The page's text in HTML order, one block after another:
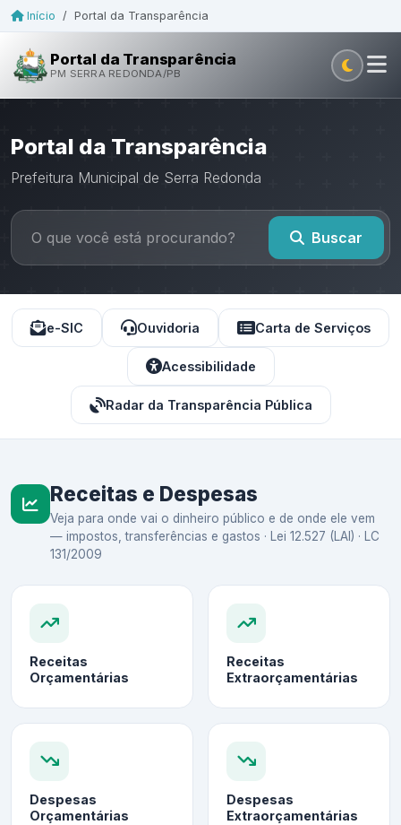
Início / Portal da Transparência
Portal da Transparência
PM SERRA REDONDA/PB
Portal da Transparência
Prefeitura Municipal de Serra Redonda
Buscar
e-SIC Ouvidoria Carta de Serviços
Acessibilidade
Radar da Transparência Pública
Receitas e Despesas
Veja para onde vai o dinheiro público e de onde ele vem
— impostos, transferências e gastos · Lei 12.527 (LAI) · LC
131/2009
Receitas
Orçamentárias
Receitas
Extraorçamentárias
Despesas
Orçamentárias
Despesas
Extraorçamentárias